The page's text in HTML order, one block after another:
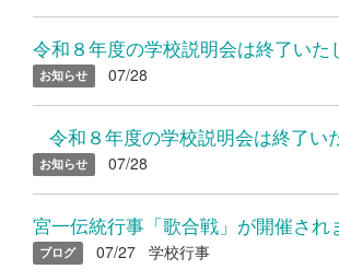
お知らせ 07/28
お知らせ 07/28
宮一伝統行事「歌合戦」が開催され
ブログ 07/27 学校行事